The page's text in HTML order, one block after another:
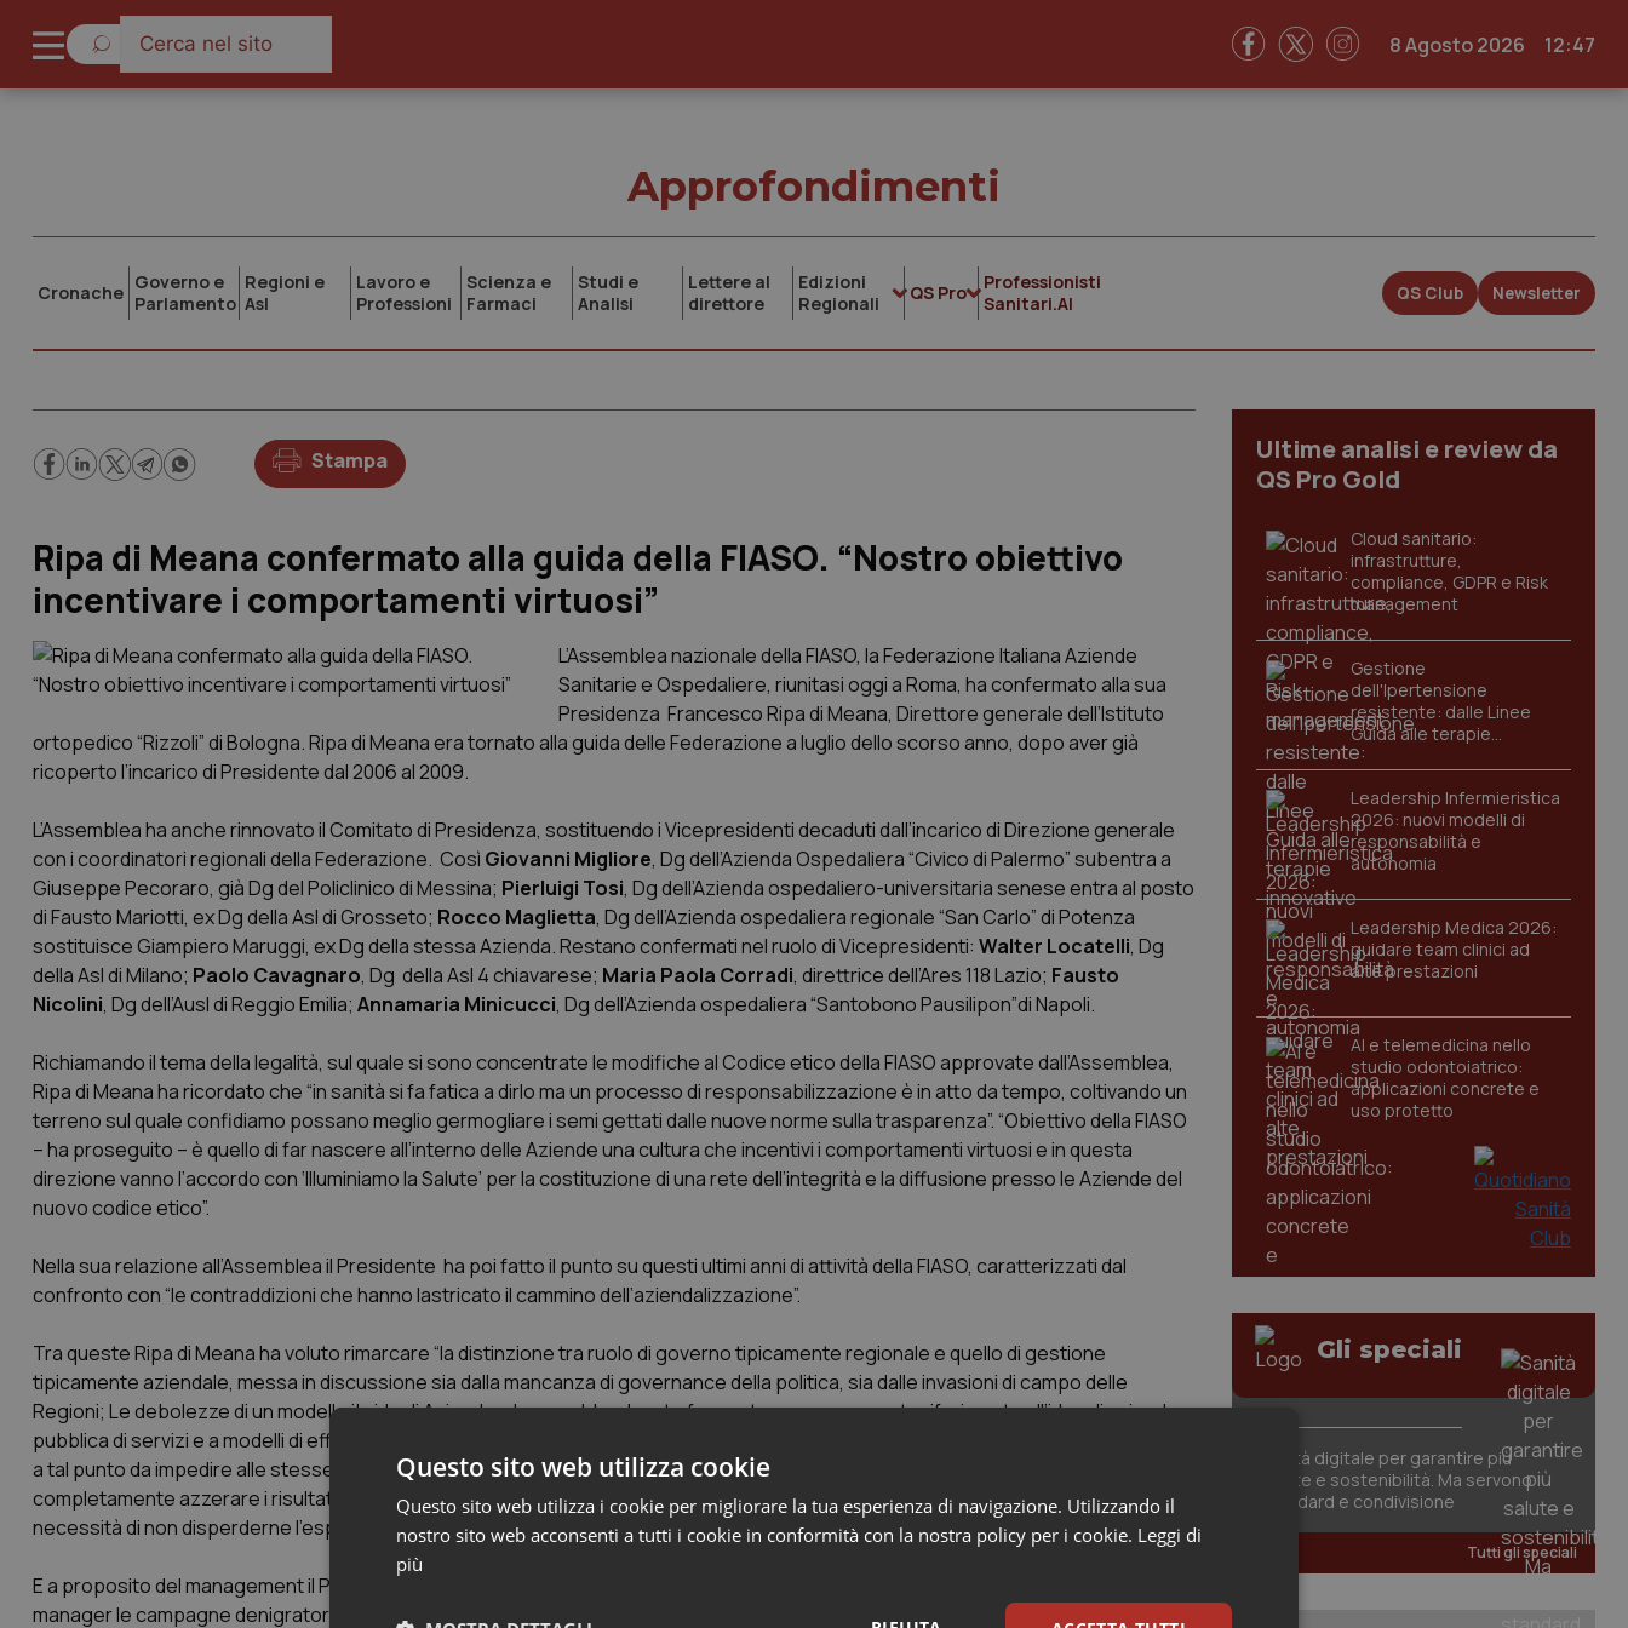
8 Agosto 2026 12:47
Approfondimenti
Cronache Governo e
Parlamento
Regioni e
Asl
Lavoro e
Professioni
Scienza e
Farmaci
Studi e
Analisi
Lettere al
direttore
Edizioni
Regionali
QS Pro
Professionisti
Sanitari.AI
QS Club Newsletter
Stampa
Ripa di Meana confermato alla guida della FIASO. “Nostro obiettivo
incentivare i comportamenti virtuosi”
L’Assemblea nazionale della FIASO, la Federazione Italiana Aziende
Sanitarie e Ospedaliere, riunitasi oggi a Roma, ha confermato alla sua
Presidenza Francesco Ripa di Meana, Direttore generale dell’Istituto
ortopedico “Rizzoli” di Bologna. Ripa di Meana era tornato alla guida delle Federazione a luglio dello scorso anno, dopo aver già
ricoperto l’incarico di Presidente dal 2006 al 2009.
L’Assemblea ha anche rinnovato il Comitato di Presidenza, sostituendo i Vicepresidenti decaduti dall’incarico di Direzione generale
con i coordinatori regionali della Federazione. Così Giovanni Migliore, Dg dell’Azienda Ospedaliera “Civico di Palermo” subentra a
Giuseppe Pecoraro, già Dg del Policlinico di Messina; Pierluigi Tosi, Dg dell’Azienda ospedaliero-universitaria senese entra al posto
di Fausto Mariotti, ex Dg della Asl di Grosseto; Rocco Maglietta, Dg dell’Azienda ospedaliera regionale “San Carlo” di Potenza
sostituisce Giampiero Maruggi, ex Dg della stessa Azienda. Restano confermati nel ruolo di Vicepresidenti: Walter Locatelli, Dg
della Asl di Milano; Paolo Cavagnaro, Dg della Asl 4 chiavarese; Maria Paola Corradi, direttrice dell’Ares 118 Lazio; Fausto
Nicolini, Dg dell’Ausl di Reggio Emilia; Annamaria Minicucci, Dg dell’Azienda ospedaliera “Santobono Pausilipon”di Napoli.
Richiamando il tema della legalità, sul quale si sono concentrate le modifiche al Codice etico della FIASO approvate dall’Assemblea,
Ripa di Meana ha ricordato che “in sanità si fa fatica a dirlo ma un processo di responsabilizzazione è in atto da tempo, coltivando un
terreno sul quale confidiamo possano meglio germogliare i semi gettati dalle nuove norme sulla trasparenza”. “Obiettivo della FIASO
– ha proseguito – è quello di far nascere all’interno delle Aziende una cultura che incentivi i comportamenti virtuosi e in questa
direzione vanno l’accordo con ‘Illuminiamo la Salute’ per la costituzione di una rete dell’integrità e la diffusione presso le Aziende del
nuovo codice etico”.
Nella sua relazione all’Assemblea il Presidente ha poi fatto il punto su questi ultimi anni di attività della FIASO, caratterizzati dal
confronto con “le contraddizioni che hanno lastricato il cammino dell’aziendalizzazione”.
Tra queste Ripa di Meana ha voluto rimarcare “la distinzione tra ruolo di governo tipicamente regionale e quello di gestione
tipicamente aziendale, messa in discussione sia dalla mancanza di governance della politica, sia dalle invasioni di campo delle
Regioni; Le debolezze di un modello ibrido di Azienda, che avrebbe dovuto far contemporaneamente riferimento all’idea di azienda
pubblica di servizi e a modelli di efficentamento mutuati da quella privata. Debolezze che hanno minato l’autonomia aziendale ma non
a tal punto da impedire alle stesse Aziende di reggere l’urto della crisi; Il processo di accorpamento delle Aziende in atto, che può
completamente azzerare i risultati dell’aziendalizzazione se non sarà accompagnata da una riflessione sul management e sulla
necessità di non disperderne l’esperienza”.
E a proposito del management il Presidente FIASO ha voluto rimarcare che “fanno fatica a declinarsi con l’autonomia dalla politica dei
manager le campagne denigratorie che hanno voluto assimilarli alla politica stessa, o peggio alla casta, con tagli prima nascosti e
Ultime analisi e review da
QS Pro Gold
Cloud sanitario:
infrastrutture,
compliance, GDPR e Risk
management
Gestione
dell'Ipertensione
resistente: dalle Linee
Guida alle terapie
innovative
Leadership Infermieristica
2026: nuovi modelli di
responsabilità e
autonomia
Leadership Medica 2026:
guidare team clinici ad
alte prestazioni
AI e telemedicina nello
studio odontoiatrico:
applicazioni concrete e
uso protetto
Gli speciali
Sanità digitale per garantire più
salute e sostenibilità. Ma servono
standard e condivisione
Tutti gli speciali
Questo sito web utilizza cookie
Questo sito web utilizza i cookie per migliorare la tua esperienza di navigazione. Utilizzando il
nostro sito web acconsenti a tutti i cookie in conformità con la nostra policy per i cookie. Leggi di
più